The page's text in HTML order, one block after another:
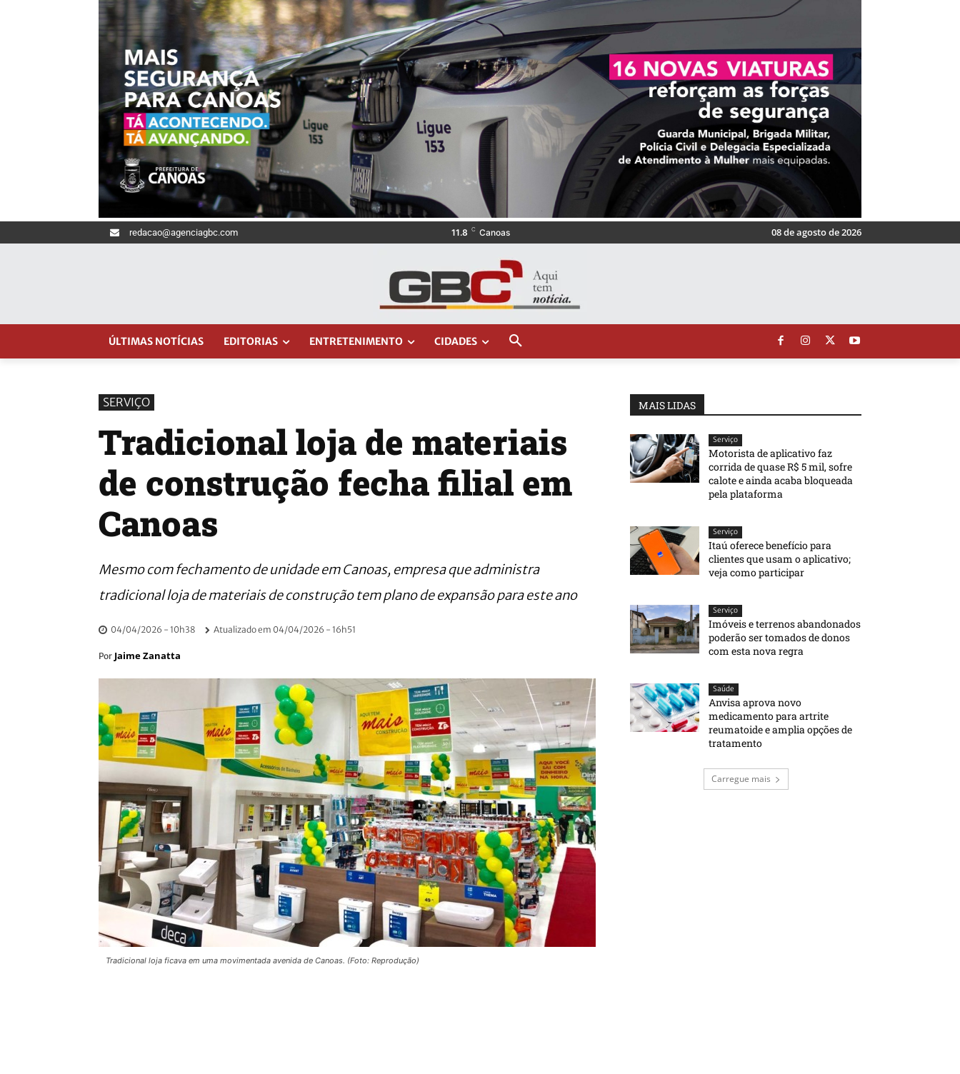
redacao@agenciagbc.com 11.8 C Canoas 08 de agosto de 2026
ÚLTIMAS NOTÍCIAS EDITORIAS ENTRETENIMENTO CIDADES
SERVIÇO
Tradicional loja de materiais
de construção fecha filial em
Canoas
Mesmo com fechamento de unidade em Canoas, empresa que administra
tradicional loja de materiais de construção tem plano de expansão para este ano
04/04/2026 - 10h38 Atualizado em 04/04/2026 - 16h51
Por Jaime Zanatta
Tradicional loja ficava em uma movimentada avenida de Canoas. (Foto: Reprodução)
MAIS LIDAS
Serviço
Motorista de aplicativo faz
corrida de quase R$ 5 mil, sofre
calote e ainda acaba bloqueada
pela plataforma
Serviço
Itaú oferece benefício para
clientes que usam o aplicativo;
veja como participar
Serviço
Imóveis e terrenos abandonados
poderão ser tomados de donos
com esta nova regra
Saúde
Anvisa aprova novo
medicamento para artrite
reumatoide e amplia opções de
tratamento
Carregue mais